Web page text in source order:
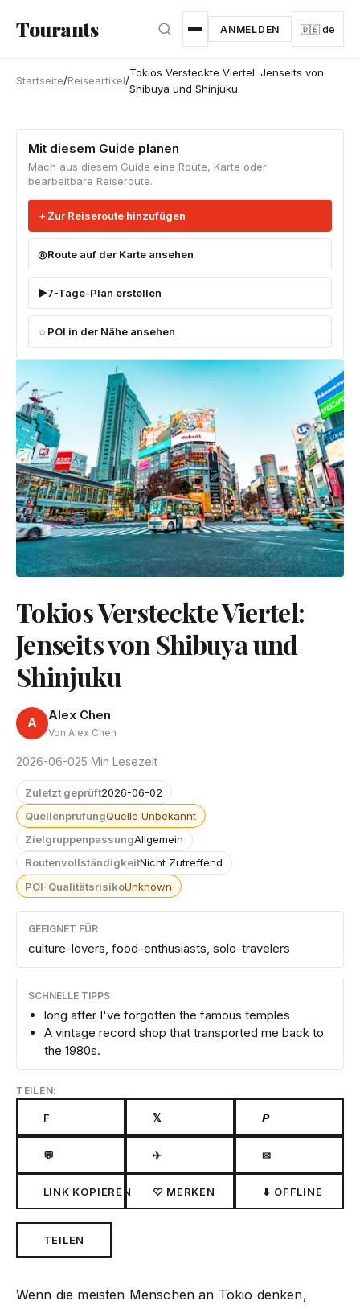
Tourants ANMELDEN 🇩🇪 de
Startseite/Reiseartikel/
Tokios Versteckte Viertel: Jenseits von
Shibuya und Shinjuku
Mit diesem Guide planen
Mach aus diesem Guide eine Route, Karte oder
bearbeitbare Reiseroute.
Zur Reiseroute hinzufügen
Route auf der Karte ansehen
7-Tage-Plan erstellen
POI in der Nähe ansehen
Tokios Versteckte Viertel:
Jenseits von Shibuya und
Shinjuku
A Alex Chen
Von Alex Chen
2026-06-025 Min Lesezeit
Zuletzt geprüft2026-06-02
QuellenprüfungQuelle Unbekannt
ZielgruppenpassungAllgemein
RoutenvollständigkeitNicht Zutreffend
POI-QualitätsrisikoUnknown
GEEIGNET FÜR
culture-lovers, food-enthusiasts, solo-travelers
SCHNELLE TIPPS
long after I've forgotten the famous temples
A vintage record shop that transported me back to
the 1980s.
TEILEN:
F 𝕏 𝙋
💬 ✈ ✉
LINK KOPIEREN ♡ MERKEN ⬇ OFFLINE
TEILEN
Wenn die meisten Menschen an Tokio denken,